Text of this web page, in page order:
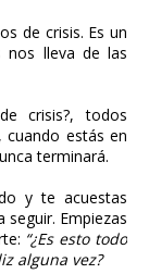
de crisis. Es un
nos lleva de las
crisis?, todos
estás en
terminará.
y te acuestas
Empiezas
“¿Es esto todo
alguna vez?